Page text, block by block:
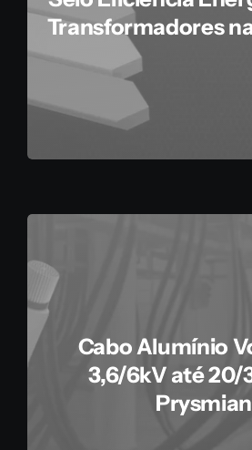
Transformadores
Cabo Alumínio
3,6/6kV até 20/
Prysmian